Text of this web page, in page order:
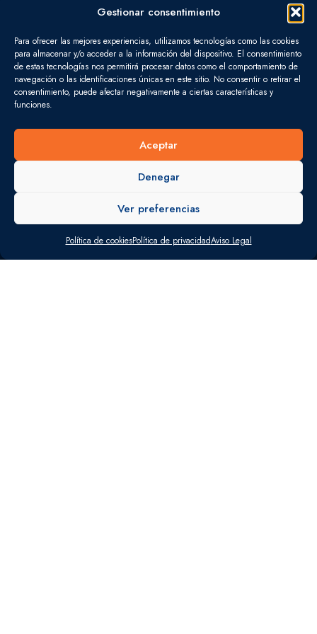
Gestionar consentimiento
Para ofrecer las mejores experiencias, utilizamos tecnologías como las cookies
para almacenar y/o acceder a la información del dispositivo. El consentimiento
de estas tecnologías nos permitirá procesar datos como el comportamiento de
navegación o las identificaciones únicas en este sitio. No consentir o retirar el
consentimiento, puede afectar negativamente a ciertas características y
funciones.
Aceptar
Denegar
Ver preferencias
Política de cookiesPolítica de privacidadAviso Legal
e
d
i
n
-
i
n
a
g
r
a
m
SERVICIOS
OFICINAS
QUIÉNES SOMOS
CONTACTO
BLOG
SERVICIOS